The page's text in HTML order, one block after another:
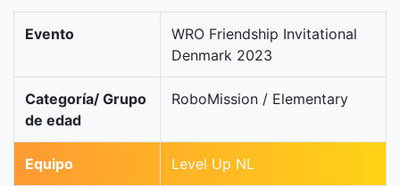
Evento
WRO Friendship Invitational
Denmark 2023
Categoría/ Grupo
de edad
RoboMission / Elementary
Equipo Level Up NL